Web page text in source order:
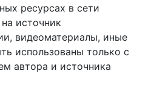
ресурсах в сети
источник
видеоматериалы, иные
использованы только с
автора и источника